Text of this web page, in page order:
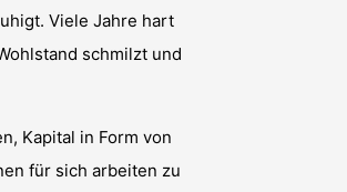
Viele Jahre hart
schmilzt und
Kapital in Form von
für sich arbeiten zu